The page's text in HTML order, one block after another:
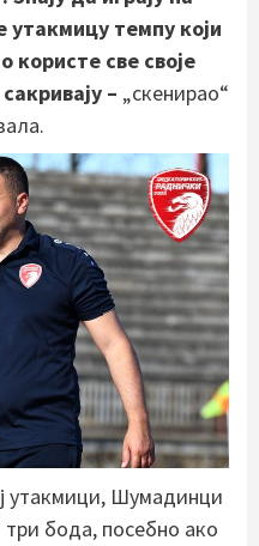
утакмицу темпу који
користе све своје
– „скенирао“
утакмици, Шумадинци
три бода, посебно ако